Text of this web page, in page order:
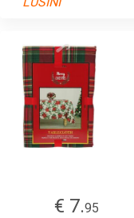
€ 7.95